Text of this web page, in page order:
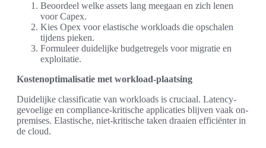
Beoordeel welke assets lang meegaan en zich lenen
voor Capex.
Kies Opex voor elastische workloads die opschalen
tijdens pieken.
Formuleer duidelijke budgetregels voor migratie en
exploitatie.
Kostenoptimalisatie met workload-plaatsing
Duidelijke classificatie van workloads is cruciaal. Latency-
gevoelige en compliance-kritische applicaties blijven vaak on-
premises. Elastische, niet-kritische taken draaien efficiënter in
de cloud.